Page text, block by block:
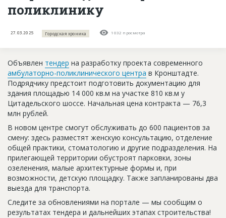
Горячие объекты
Глоссарий
Новости
Платные услуги
Пресс-релизы
Правила работы
Контакты
Личный кабинет
поликлинику
27.03.2025 Городская хроника 1032 просмотра
Объявлен тендер на разработку проекта современного
амбулаторно-поликлинического центра в Кронштадте.
Подрядчику предстоит подготовить документацию для
здания площадью 14 000 кв.м на участке 810 кв.м у
Цитадельского шоссе. Начальная цена контракта — 76,3
млн рублей.
В новом центре смогут обслуживать до 600 пациентов за
смену: здесь разместят женскую консультацию, отделение
общей практики, стоматологию и другие подразделения. На
прилегающей территории обустроят парковки, зоны
озеленения, малые архитектурные формы и, при
возможности, детскую площадку. Также запланированы два
выезда для транспорта.
Следите за обновлениями на портале — мы сообщим о
результатах тендера и дальнейших этапах строительства!